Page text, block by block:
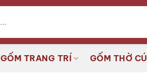
GỐM TRANG TRÍ GỐM THỜ